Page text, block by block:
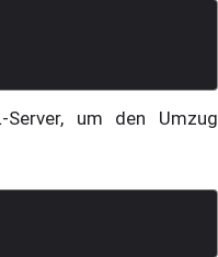
Server, um den Umzug